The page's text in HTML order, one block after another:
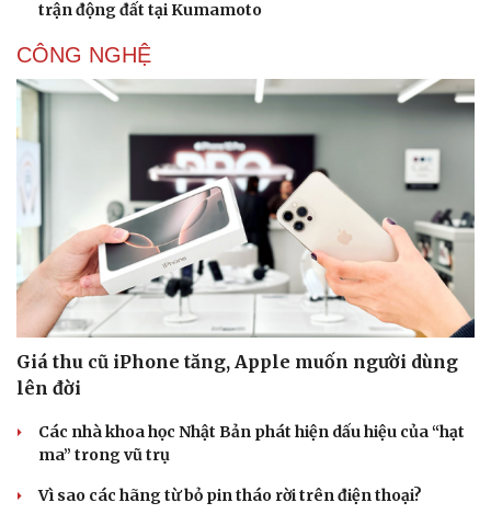
Sức khỏe
Dinh dưỡng - món ngon
Cây thuốc
Sản phụ khoa
Nam khoa
Làm đẹp - giảm cân
Ăn sạch sống khỏe
Đời sống
Nhà đẹp
Blog
trận động đất tại Kumamoto
CÔNG NGHỆ
Giá thu cũ iPhone tăng, Apple muốn người dùng
lên đời
Các nhà khoa học Nhật Bản phát hiện dấu hiệu của “hạt
ma” trong vũ trụ
Vì sao các hãng từ bỏ pin tháo rời trên điện thoại?